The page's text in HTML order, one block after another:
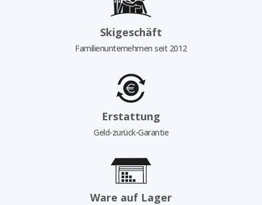
Skigeschäft
Familienunternehmen seit 2012
Erstattung
Geld-zurück-Garantie
Ware auf Lager